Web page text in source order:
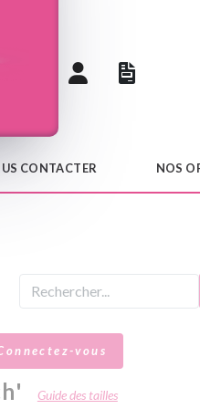
CONTACTER NOS
vous
Guide des tailles